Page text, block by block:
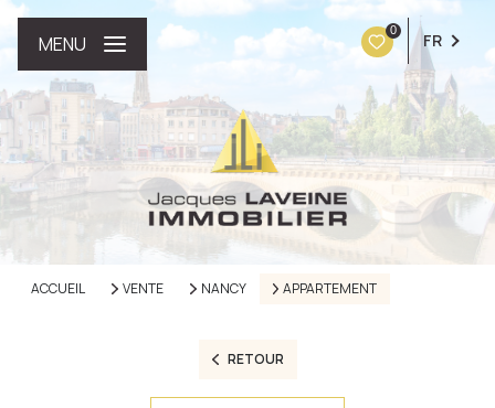
0 FR
MENU
ACCUEIL VENTE NANCY APPARTEMENT
RETOUR